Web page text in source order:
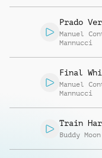
Prado
Manuel
Mannucci
Final
Manuel
Mannucci
Train
Buddy Moon